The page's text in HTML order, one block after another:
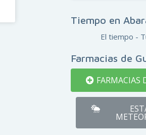
Tiempo en
El tiempo -
Farmacias de
FARMACIAS